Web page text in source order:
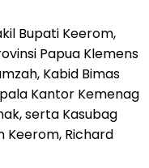
Bupati Keerom,
Papua Klemens
Kabid Bimas
Kantor Kemenag
serta Kasubag
Keerom, Richard